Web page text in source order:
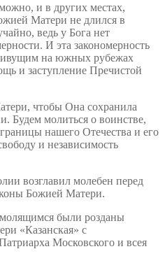
и в других местах,
Матери не длился в
ведь у Бога нет
И эта закономерность
на южных рубежах
и заступление Пречистой
чтобы Она сохранила
Будем молиться о воинстве,
нашего Отечества и его
и независимость
возглавил молебен перед
Божией Матери.
были розданы
«Казанская» с
Московского и всея